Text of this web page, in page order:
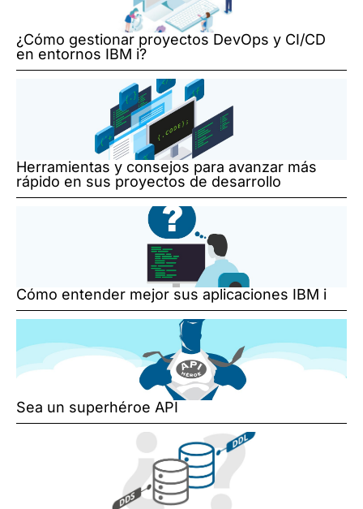
¿Cómo gestionar proyectos DevOps y CI/CD
en entornos IBM i?
Herramientas y consejos para avanzar más
rápido en sus proyectos de desarrollo
Cómo entender mejor sus aplicaciones IBM i
Sea un superhéroe API